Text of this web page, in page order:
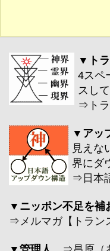
▼ト
4スペ
スし
⇒ ト
▼アッ
見えな
界にダ
⇒日本
▼ニッポン不足を補
⇒メルマガ【トラン